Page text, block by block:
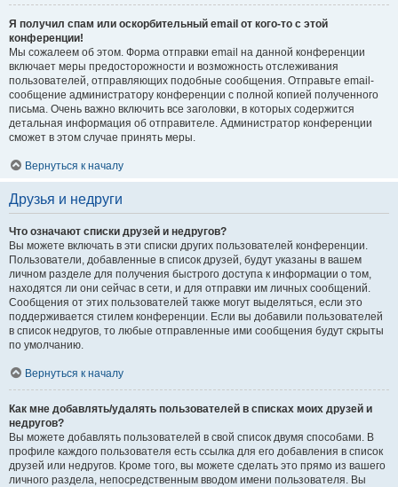
Я получил спам или оскорбительный email от кого-то с этой
конференции!
Мы сожалеем об этом. Форма отправки email на данной конференции
включает меры предосторожности и возможность отслеживания
пользователей, отправляющих подобные сообщения. Отправьте email-
сообщение администратору конференции с полной копией полученного
письма. Очень важно включить все заголовки, в которых содержится
детальная информация об отправителе. Администратор конференции
сможет в этом случае принять меры.
Вернуться к началу
Друзья и недруги
Что означают списки друзей и недругов?
Вы можете включать в эти списки других пользователей конференции.
Пользователи, добавленные в список друзей, будут указаны в вашем
личном разделе для получения быстрого доступа к информации о том,
находятся ли они сейчас в сети, и для отправки им личных сообщений.
Сообщения от этих пользователей также могут выделяться, если это
поддерживается стилем конференции. Если вы добавили пользователей
в список недругов, то любые отправленные ими сообщения будут скрыты
по умолчанию.
Вернуться к началу
Как мне добавлять/удалять пользователей в списках моих друзей и
недругов?
Вы можете добавлять пользователей в свой список двумя способами. В
профиле каждого пользователя есть ссылка для его добавления в список
друзей или недругов. Кроме того, вы можете сделать это прямо из вашего
личного раздела, непосредственным вводом имени пользователя. Вы